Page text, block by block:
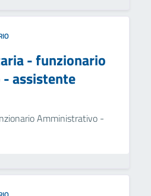
- funzionario
assistente
Amministrativo -